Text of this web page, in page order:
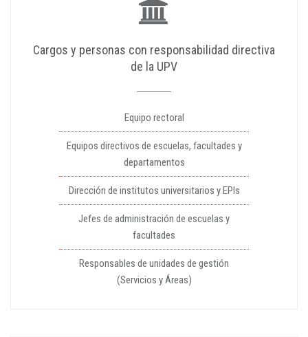
Cargos y personas con responsabilidad directiva
de la UPV
Equipo rectoral
Equipos directivos de escuelas, facultades y
departamentos
Dirección de institutos universitarios y EPIs
Jefes de administración de escuelas y
facultades
Responsables de unidades de gestión
(Servicios y Áreas)